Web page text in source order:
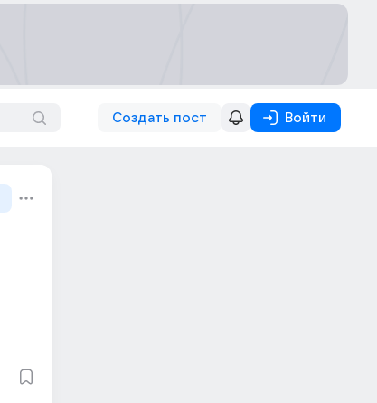
Создать пост Войти